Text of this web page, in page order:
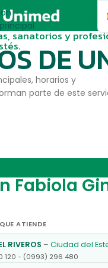
sanatorios y
DE
horarios y
parte de este
Fabiola
ATIENDE
RIVEROS –Ciudad del
120 - (0993) 296 480